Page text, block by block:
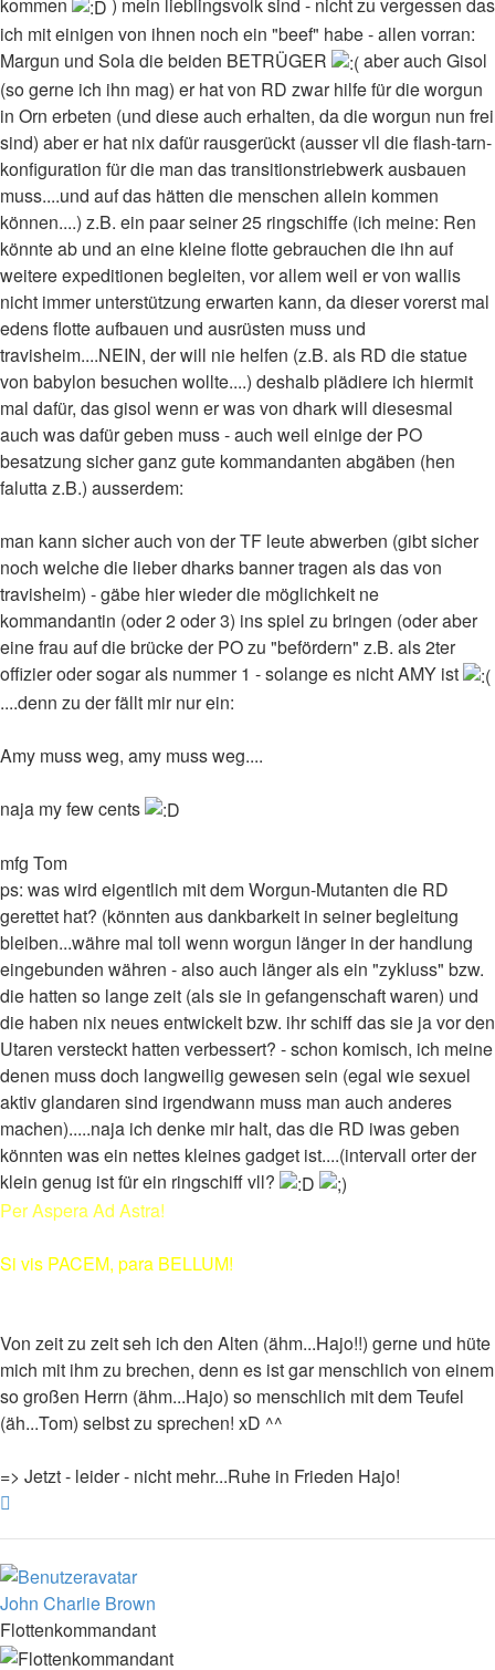
kommen
) mein lieblingsvolk sind - nicht zu vergessen das
ich mit einigen von ihnen noch ein "beef" habe - allen vorran:
Margun und Sola die beiden BETRÜGER
aber auch Gisol
(so gerne ich ihn mag) er hat von RD zwar hilfe für die worgun
in Orn erbeten (und diese auch erhalten, da die worgun nun frei
sind) aber er hat nix dafür rausgerückt (ausser vll die flash-tarn-
konfiguration für die man das transitionstriebwerk ausbauen
muss....und auf das hätten die menschen allein kommen
können....) z.B. ein paar seiner 25 ringschiffe (ich meine: Ren
könnte ab und an eine kleine flotte gebrauchen die ihn auf
weitere expeditionen begleiten, vor allem weil er von wallis
nicht immer unterstützung erwarten kann, da dieser vorerst mal
edens flotte aufbauen und ausrüsten muss und
travisheim....NEIN, der will nie helfen (z.B. als RD die statue
von babylon besuchen wollte....) deshalb plädiere ich hiermit
mal dafür, das gisol wenn er was von dhark will diesesmal
auch was dafür geben muss - auch weil einige der PO
besatzung sicher ganz gute kommandanten abgäben (hen
falutta z.B.) ausserdem:
man kann sicher auch von der TF leute abwerben (gibt sicher
noch welche die lieber dharks banner tragen als das von
travisheim) - gäbe hier wieder die möglichkeit ne
kommandantin (oder 2 oder 3) ins spiel zu bringen (oder aber
eine frau auf die brücke der PO zu "befördern" z.B. als 2ter
offizier oder sogar als nummer 1 - solange es nicht AMY ist
....denn zu der fällt mir nur ein:
Amy muss weg, amy muss weg....
naja my few cents
mfg Tom
ps: was wird eigentlich mit dem Worgun-Mutanten die RD
gerettet hat? (könnten aus dankbarkeit in seiner begleitung
bleiben...währe mal toll wenn worgun länger in der handlung
eingebunden währen - also auch länger als ein "zykluss" bzw.
die hatten so lange zeit (als sie in gefangenschaft waren) und
die haben nix neues entwickelt bzw. ihr schiff das sie ja vor den
Utaren versteckt hatten verbessert? - schon komisch, ich meine
denen muss doch langweilig gewesen sein (egal wie sexuel
aktiv glandaren sind irgendwann muss man auch anderes
machen).....naja ich denke mir halt, das die RD iwas geben
könnten was ein nettes kleines gadget ist....(intervall orter der
klein genug ist für ein ringschiff vll?
Per Aspera Ad Astra!
Si vis PACEM, para BELLUM!
Von zeit zu zeit seh ich den Alten (ähm...Hajo!!) gerne und hüte
mich mit ihm zu brechen, denn es ist gar menschlich von einem
so großen Herrn (ähm...Hajo) so menschlich mit dem Teufel
(äh...Tom) selbst zu sprechen! xD ^^
=> Jetzt - leider - nicht mehr...Ruhe in Frieden Hajo!
John Charlie Brown
Flottenkommandant